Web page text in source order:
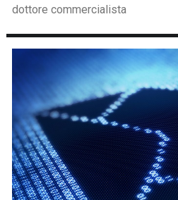
dottore commercialista